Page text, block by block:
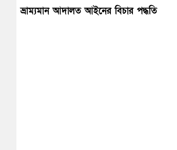
ভ্রাম্যমান আদালত আইনের বিচার পদ্ধতি